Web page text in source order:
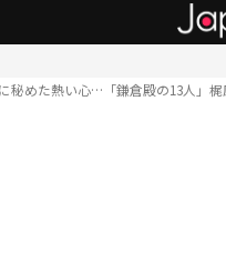
秘めた熱い心…「鎌倉殿の13人」